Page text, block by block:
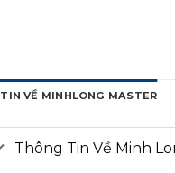
VỀ MINHLONG MASTER
Thông Tin Về Minh